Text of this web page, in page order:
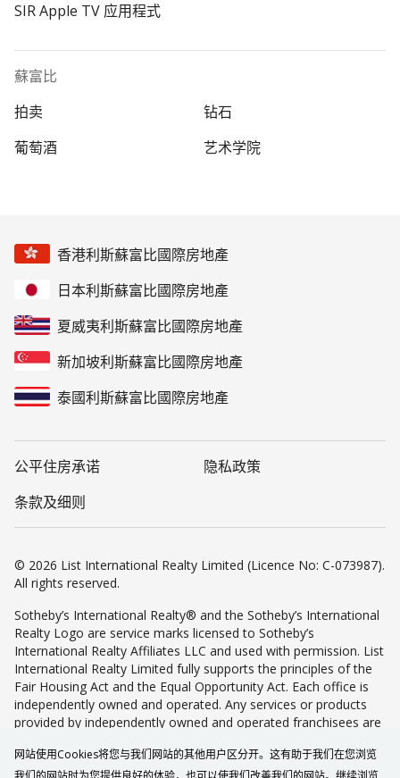
SIR Apple TV 应用程式
蘇富比
拍卖
钻石
葡萄酒
艺术学院
香港利斯蘇富比國際房地產
日本利斯蘇富比國際房地產
夏威夷利斯蘇富比國際房地產
新加坡利斯蘇富比國際房地產
泰國利斯蘇富比國際房地產
公平住房承诺
隐私政策
条款及细则
© 2026 List International Realty Limited (Licence No: C-073987).
All rights reserved.
Sotheby’s International Realty® and the Sotheby’s International
Realty Logo are service marks licensed to Sotheby’s
International Realty Affiliates LLC and used with permission. List
International Realty Limited fully supports the principles of the
Fair Housing Act and the Equal Opportunity Act. Each office is
independently owned and operated. Any services or products
provided by independently owned and operated franchisees are
International Realty Affiliates LLC nor any of its affiliated
网站使用Cookies将您与我们网站的其他用户区分开。这有助于我们在您浏览